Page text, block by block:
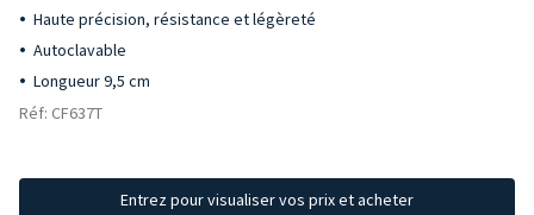
Haute précision, résistance et légèreté
Autoclavable
Longueur 9,5 cm
Réf: CF637T
Entrez pour visualiser vos prix et acheter